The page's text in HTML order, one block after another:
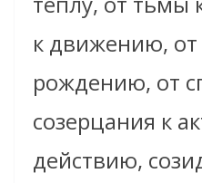
к движению, от
рождению, от
созерцания к
действию,